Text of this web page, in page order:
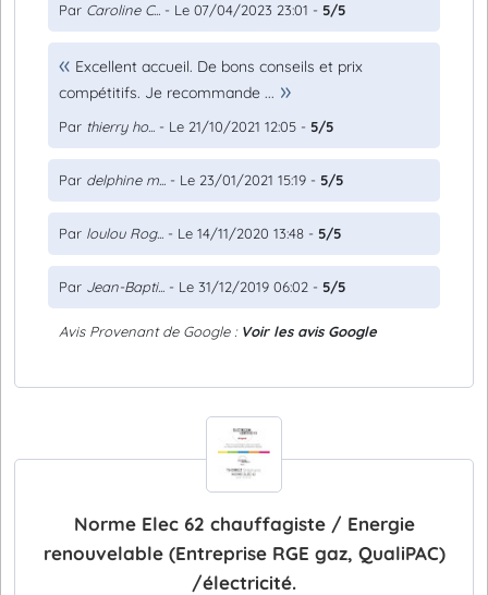
Par Caroline C... - Le 07/04/2023 23:01 - 5/5
Excellent accueil. De bons conseils et prix
compétitifs. Je recommande ...
Par thierry ho... - Le 21/10/2021 12:05 - 5/5
Par delphine m... - Le 23/01/2021 15:19 - 5/5
Par loulou Rog... - Le 14/11/2020 13:48 - 5/5
Par Jean-Bapti... - Le 31/12/2019 06:02 - 5/5
Avis Provenant de Google : Voir les avis Google
Norme Elec 62 chauffagiste / Energie
renouvelable (Entreprise RGE gaz, QualiPAC)
/électricité.